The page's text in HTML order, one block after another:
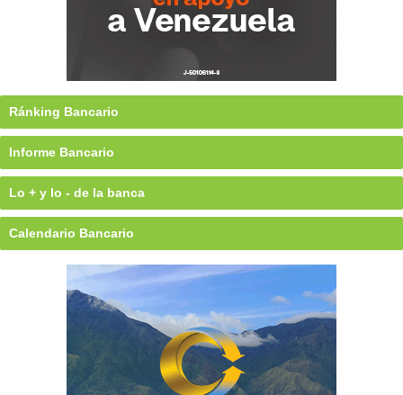
Ránking Bancario
Informe Bancario
Lo + y lo - de la banca
Calendario Bancario